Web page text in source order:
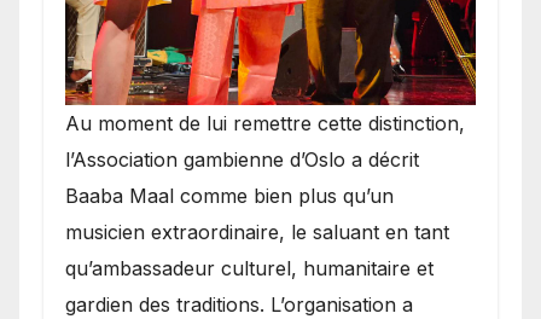
​Au moment de lui remettre cette distinction,
l’Association gambienne d’Oslo a décrit
Baaba Maal comme bien plus qu’un
musicien extraordinaire, le saluant en tant
qu’ambassadeur culturel, humanitaire et
gardien des traditions. L’organisation a